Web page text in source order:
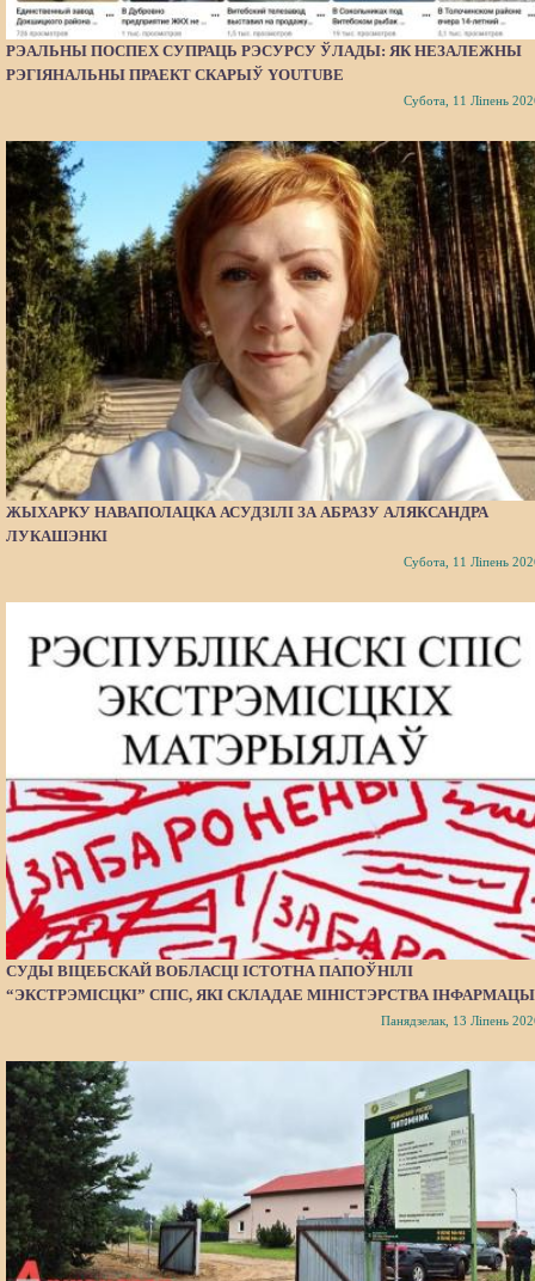
РЭАЛЬНЫ ПОСПЕХ СУПРАЦЬ РЭСУРСУ ЎЛАДЫ: ЯК НЕЗАЛЕЖНЫ
РЭГІЯНАЛЬНЫ ПРАЕКТ СКАРЫЎ YOUTUBE
Субота, 11 Ліпень
ЖЫХАРКУ НАВАПОЛАЦКА АСУДЗІЛІ ЗА АБРАЗУ АЛЯКСАНДРА
ЛУКАШЭНКІ
Субота, 11 Ліпень
СУДЫ ВІЦЕБСКАЙ ВОБЛАСЦІ ІСТОТНА ПАПОЎНІЛІ
“ЭКСТРЭМІСЦКІ” СПІС, ЯКІ СКЛАДАЕ МІНІСТЭРСТВА
Панядзелак, 13 Ліпень